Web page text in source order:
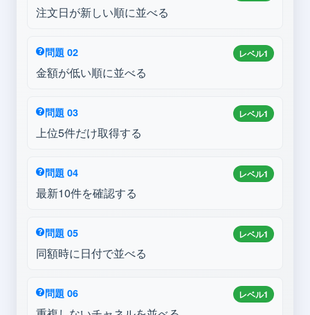
注文日が新しい順に並べる
レベル1
問題 02
金額が低い順に並べる
レベル1
問題 03
上位5件だけ取得する
レベル1
問題 04
最新10件を確認する
レベル1
問題 05
同額時に日付で並べる
レベル1
問題 06